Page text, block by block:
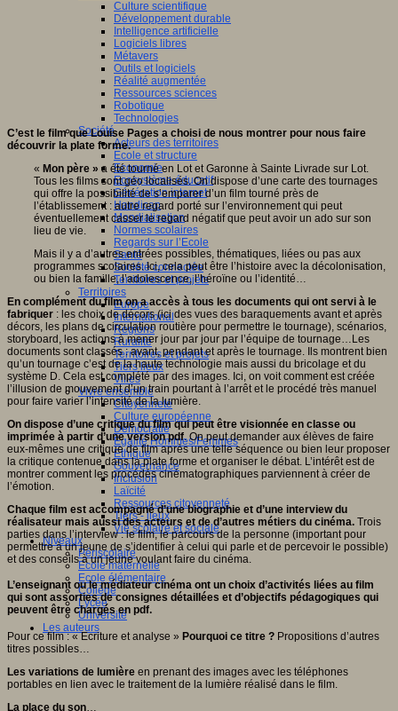
Culture scientifique
Développement durable
Intelligence artificielle
Logiciels libres
Métavers
Outils et logiciels
Réalité augmentée
Ressources sciences
Robotique
Technologies
Société
Acteurs des territoires
Ecole et structure
Economie
Ecosystème éducatif
Génération internet
Handicap
Mondialisation
Normes scolaires
Regards sur l’Ecole
Santé
Société connectée
Territoires et projets
Territoires
Europe
International
Régions
Ruralité
Territoires et projets
Tiers lieux
Villes
Vivre ensemble
Citoyenneté
Culture européenne
Démocratie
Egalité Hommes/Femmes
Ethique
Gouvernance
Inclusion
Laïcité
Ressources citoyenneté
Tiers - lieux
Vie scolaire et sociale
Niveaux
Périscolaire
Ecole maternelle
Ecole élémentaire
Collège
Lycée
Université
Les auteurs
C’est le film que Louise Pages a choisi de nous montrer pour nous faire
découvrir la plate forme.
« Mon père » a été tourné en Lot et Garonne à Sainte Livrade sur Lot.
Tous les films sont géo localisés. On dispose d’une carte des tournages
qui offre la possibilité de s’emparer d’un film tourné près de
l’établissement : autre regard porté sur l’environnement qui peut
éventuellement casser le regard négatif que peut avoir un ado sur son
lieu de vie.
Mais il y a d’autres entrées possibles, thématiques, liées ou pas aux
programmes scolaires. Ici, cela peut être l’histoire avec la décolonisation,
ou bien la famille, l’adolescence, l’héroïne ou l’identité…
En complément du film on a accès à tous les documents qui ont servi à le
fabriquer : les choix de décors (ici des vues des baraquements avant et après
décors, les plans de circulation routière pour permettre le tournage), scénarios,
storyboard, les actions à mener jour par jour par l’équipe de tournage…Les
documents sont classés : avant, pendant et après le tournage. Ils montrent bien
qu’un tournage c’est de la haute technologie mais aussi du bricolage et du
système D. Cela est complété par des images. Ici, on voit comment est créée
l’illusion de mouvement d’un train pourtant à l’arrêt et le procédé très manuel
pour faire varier l’intensité de la lumière.
On dispose d’une critique du film qui peut être visionnée en classe ou
imprimée à partir d’une version pdf. On peut demander aux élèves de faire
eux-mêmes une critique de film après une telle séquence ou bien leur proposer
la critique contenue dans la plate forme et organiser le débat. L’intérêt est de
montrer comment les procédés cinématographiques parviennent à créer de
l’émotion.
Chaque film est accompagné d’une biographie et d’une interview du
réalisateur mais aussi des acteurs et de d’autres métiers du cinéma. Trois
parties dans l’interview : le film, le parcours de la personne (important pour
permettre à un jeune de s’identifier à celui qui parle et de percevoir le possible)
et des conseils à un jeune voulant faire du cinéma.
L’enseignant ou le médiateur cinéma ont un choix d’activités liées au film
qui sont assorties de consignes détaillées et d’objectifs pédagogiques qui
peuvent être chargés en pdf.
Pour ce film : « Ecriture et analyse » Pourquoi ce titre ? Propositions d’autres
titres possibles…
Les variations de lumière en prenant des images avec les téléphones
portables en lien avec le traitement de la lumière réalisé dans le film.
La place du son…